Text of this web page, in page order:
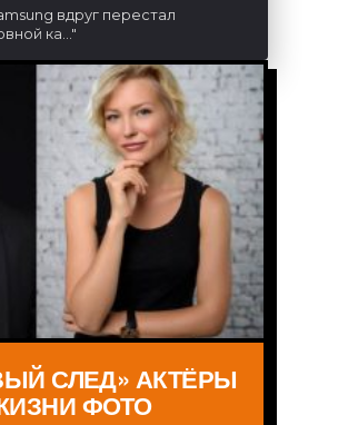
вдруг перестал
ка..."
СЛЕД» АКТЁРЫ
ФОТО